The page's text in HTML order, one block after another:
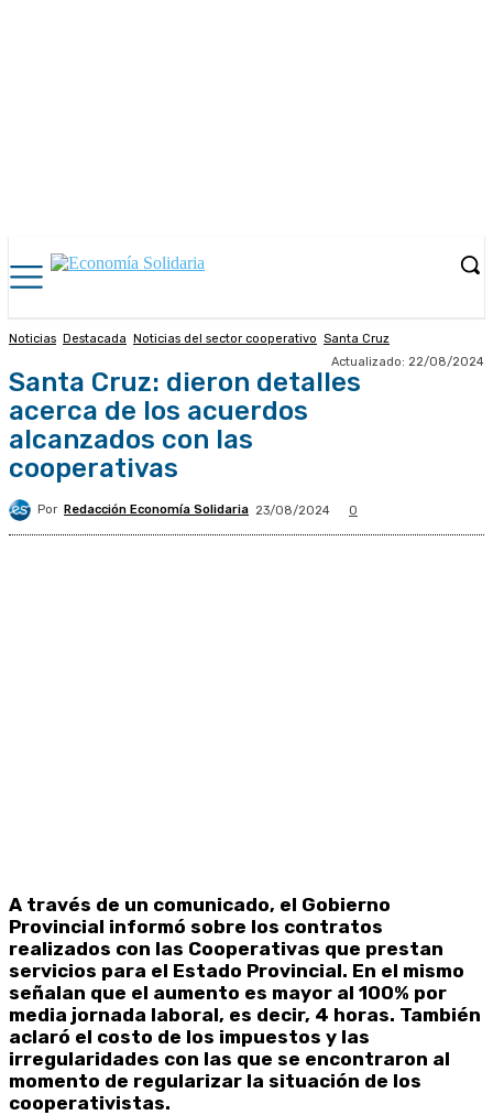
Noticias Destacada Noticias del sector cooperativo Santa Cruz
Actualizado: 22/08/2024
Santa Cruz: dieron detalles
acerca de los acuerdos
alcanzados con las
cooperativas
Por Redacción Economía Solidaria 23/08/2024 0
A través de un comunicado, el Gobierno
Provincial informó sobre los contratos
realizados con las Cooperativas que prestan
servicios para el Estado Provincial. En el mismo
señalan que el aumento es mayor al 100% por
media jornada laboral, es decir, 4 horas. También
aclaró el costo de los impuestos y las
irregularidades con las que se encontraron al
momento de regularizar la situación de los
cooperativistas.